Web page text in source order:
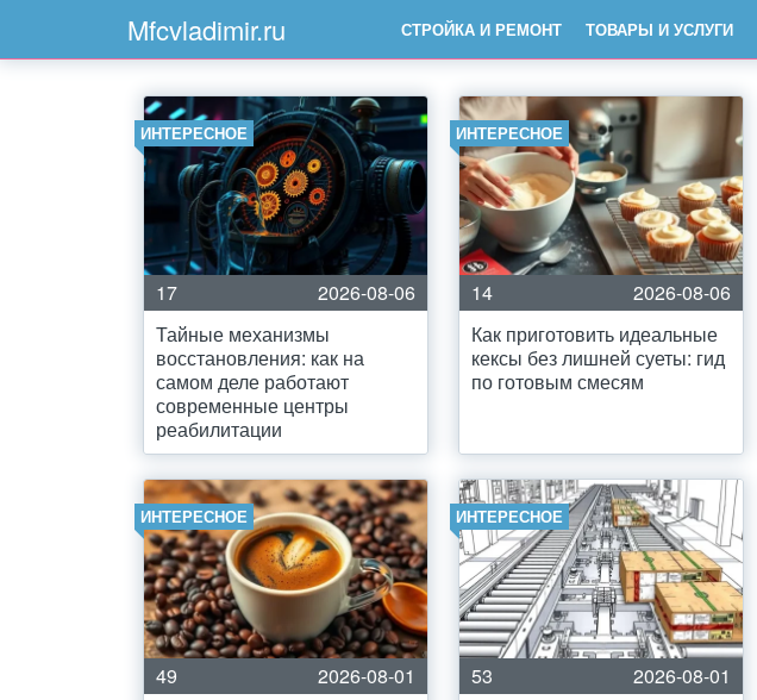
Mfcvladimir.ru СТРОЙКА И РЕМОНТ ТОВАРЫ И УСЛУГИ
ИНТЕРЕСНОЕ
17
2026-08-06
Тайные механизмы
восстановления: как на
самом деле работают
современные центры
реабилитации
ИНТЕРЕСНОЕ
14
2026-08-06
Как приготовить идеальные
кексы без лишней суеты: гид
по готовым смесям
ИНТЕРЕСНОЕ
49
2026-08-01
ИНТЕРЕСНОЕ
53
2026-08-01